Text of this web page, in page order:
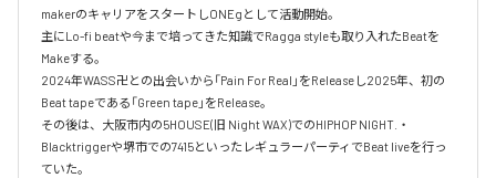
makerのキャリアをスタートしONEgとして活動開始。
主にLo-fi beatや今まで培ってきた知識でRagga styleも取り入れたBeatを
Makeする。
2024年WASS卍との出会いから「Pain For Real」をReleaseし2025年、初の
Beat tapeである「Green tape」をRelease。
その後は、大阪市内の5HOUSE(旧 Night WAX)でのHIPHOP NIGHT.・
Blacktriggerや堺市での7415といったレギュラーパーティでBeat liveを行っ
ていた。